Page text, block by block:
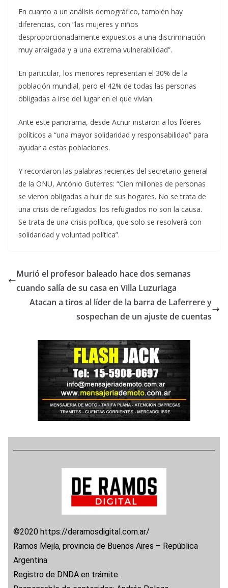
En cuanto a un análisis demográfico, también hay
diferencias, con “las mujeres y niños
desproporcionadamente expuestos a una discriminación
muy arraigada y a una extrema vulnerabilidad”.
En particular, los menores representan el 30% de la
población mundial, pero el 42% de todas las personas
obligadas a irse del lugar en el que vivían.
Ante este panorama, desde Acnur instaron a los líderes
políticos a “una mayor solidaridad y responsabilidad” para
ayudar a estas poblaciones.
Y recordaron las palabras recientes del secretario general
de la ONU, António Guterres: “Cien millones de personas
se vieron obligadas a huir de sus hogares. No se trata de
una crisis de refugiados: los refugiados no son la causa.
Se trata de una crisis política, que solo se resolverá con
solidaridad y voluntad política”.
Murió el profesor baleado hace dos semanas
cuando salía de su casa en Villa Luzuriaga
Atacan a tiros al líder de la barra de Laferrere y
sospechan de un ajuste de cuentas
©2020 https://deramosdigital.com.ar/
Ramos Mejía, provincia de Buenos Aires – República
Argentina
Registro de DNDA en trámite.